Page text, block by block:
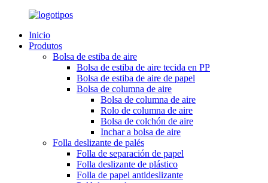
Inicio
Produtos
Bolsa de estiba de aire
Bolsa de estiba de aire tecida en PP
Bolsa de estiba de aire de papel
Bolsa de columna de aire
Bolsa de columna de aire
Rolo de columna de aire
Bolsa de colchón de aire
Inchar a bolsa de aire
Folla deslizante de palés
Folla de separación de papel
Folla deslizante de plástico
Folla de papel antideslizante